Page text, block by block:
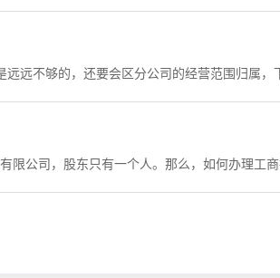
公司，股东只有一个人。那么，如何办理工商